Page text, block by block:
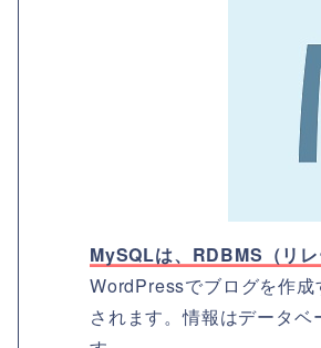
MySQLは、RDBMS（リレ
WordPressでブログを作
されます。情報はデータ